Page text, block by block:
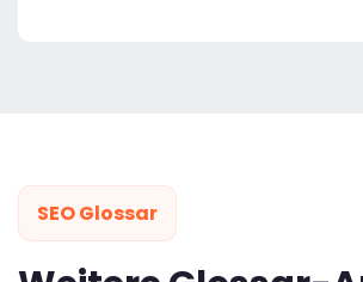
SEO Glossar